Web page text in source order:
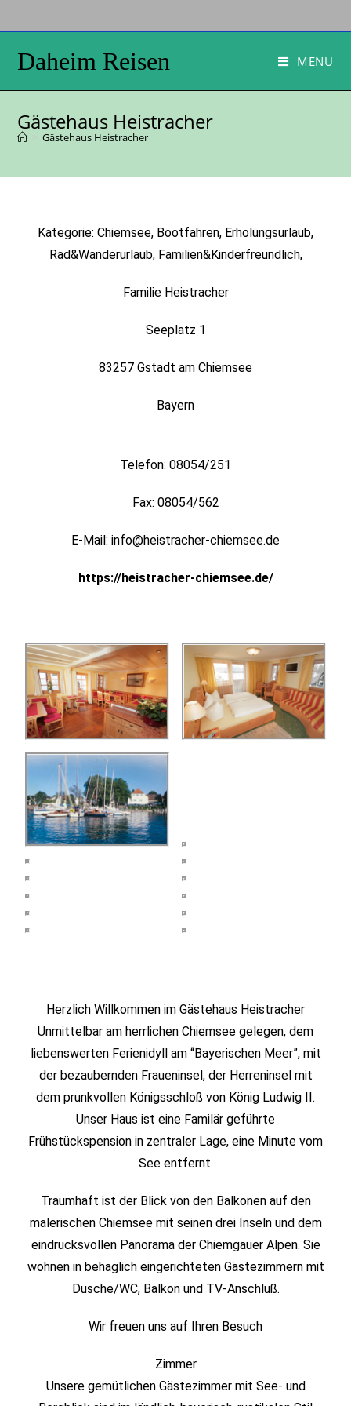
Daheim Reisen MENÜ
Gästehaus Heistracher
Gästehaus Heistracher
Kategorie: Chiemsee, Bootfahren, Erholungsurlaub,
Rad&Wanderurlaub, Familien&Kinderfreundlich,
Familie Heistracher
Seeplatz 1
83257 Gstadt am Chiemsee
Bayern
Telefon: 08054/251
Fax: 08054/562
E-Mail: info@heistracher-chiemsee.de
https://heistracher-chiemsee.de/
Herzlich Willkommen im Gästehaus Heistracher
Unmittelbar am herrlichen Chiemsee gelegen, dem
liebenswerten Ferienidyll am “Bayerischen Meer”, mit
der bezaubernden Fraueninsel, der Herreninsel mit
dem prunkvollen Königsschloß von König Ludwig II.
Unser Haus ist eine Familär geführte
Frühstückspension in zentraler Lage, eine Minute vom
See entfernt.
Traumhaft ist der Blick von den Balkonen auf den
malerischen Chiemsee mit seinen drei Inseln und dem
eindrucksvollen Panorama der Chiemgauer Alpen. Sie
wohnen in behaglich eingerichteten Gästezimmern mit
Dusche/WC, Balkon und TV-Anschluß.
Wir freuen uns auf Ihren Besuch
Zimmer
Unsere gemütlichen Gästezimmer mit See- und